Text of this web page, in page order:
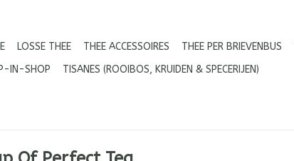
LOSSE THEE THEE ACCESSOIRES THEE PER BRIEVENBUS
IN-SHOP
TISANES (ROOIBOS, KRUIDEN & SPECERIJEN)